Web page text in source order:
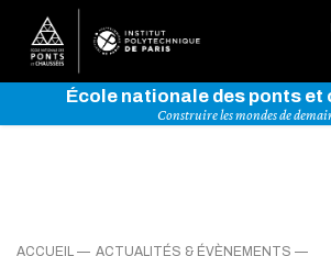
École nationale des ponts et
Construire les mondes de
ACCUEIL
ACTUALITÉS & ÉVÈNEMENTS